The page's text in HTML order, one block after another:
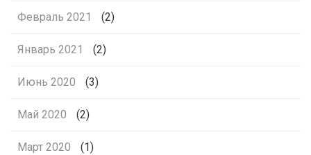
Февраль 2021 (2)
Январь 2021 (2)
Июнь 2020 (3)
Май 2020 (2)
Март 2020 (1)